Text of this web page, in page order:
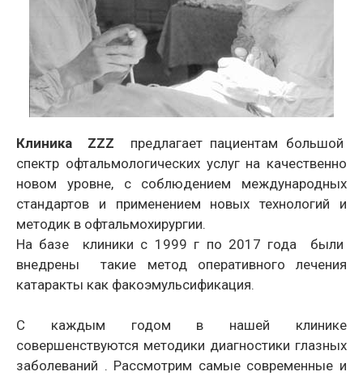
Клиника ZZZ предлагает пациентам большой
спектр офтальмологических услуг на качественно
новом уровне, с соблюдением международных
стандартов и применением новых технологий и
методик в офтальмохирургии.
На базе клиники с 1999 г по 2017 года были
внедрены такие метод оперативного лечения
катаракты как факоэмульсификация.
С каждым годом в нашей клинике
совершенствуются методики диагностики глазных
заболеваний . Рассмотрим самые современные и